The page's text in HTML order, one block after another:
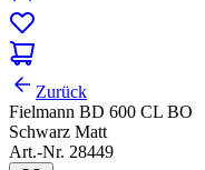
Zurück
Fielmann BD 600 CL BO
Schwarz Matt
Art.-Nr. 28449